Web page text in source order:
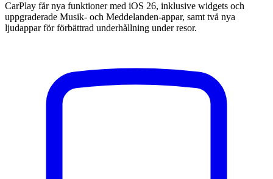
CarPlay får nya funktioner med iOS 26, inklusive widgets och
uppgraderade Musik- och Meddelanden-appar, samt två nya
ljudappar för förbättrad underhållning under resor.